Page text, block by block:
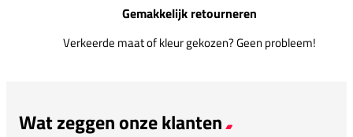
Gemakkelijk retourneren
Verkeerde maat of kleur gekozen? Geen probleem!
Wat zeggen onze klanten